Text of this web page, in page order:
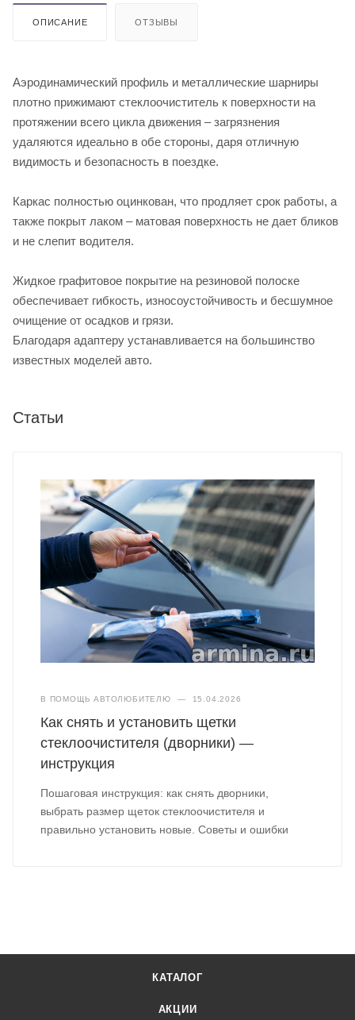
ОПИСАНИЕ ОТЗЫВЫ
Аэродинамический профиль и металлические шарниры
плотно прижимают стеклоочиститель к поверхности на
протяжении всего цикла движения – загрязнения
удаляются идеально в обе стороны, даря отличную
видимость и безопасность в поездке.
Каркас полностью оцинкован, что продляет срок работы, а
также покрыт лаком – матовая поверхность не дает бликов
и не слепит водителя.
Жидкое графитовое покрытие на резиновой полоске
обеспечивает гибкость, износоустойчивость и бесшумное
очищение от осадков и грязи.
Благодаря адаптеру устанавливается на большинство
известных моделей авто.
Статьи
В ПОМОЩЬ АВТОЛЮБИТЕЛЮ — 15.04.2026
Как снять и установить щетки
стеклоочистителя (дворники) —
инструкция
Пошаговая инструкция: как снять дворники,
выбрать размер щеток стеклоочистителя и
правильно установить новые. Советы и ошибки
КАТАЛОГ
АКЦИИ